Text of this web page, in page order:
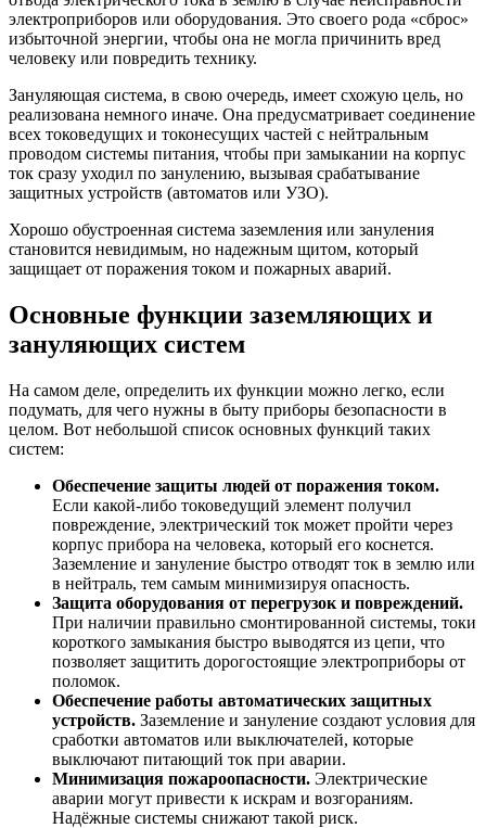
электроприборов или оборудования. Это своего рода «сброс»
избыточной энергии, чтобы она не могла причинить вред
человеку или повредить технику.
Зануляющая система, в свою очередь, имеет схожую цель, но
реализована немного иначе. Она предусматривает соединение
всех токоведущих и токонесущих частей с нейтральным
проводом системы питания, чтобы при замыкании на корпус
ток сразу уходил по занулению, вызывая срабатывание
защитных устройств (автоматов или УЗО).
Хорошо обустроенная система заземления или зануления
становится невидимым, но надежным щитом, который
защищает от поражения током и пожарных аварий.
Основные функции заземляющих и
зануляющих систем
На самом деле, определить их функции можно легко, если
подумать, для чего нужны в быту приборы безопасности в
целом. Вот небольшой список основных функций таких
систем:
Обеспечение защиты людей от поражения током.
Если какой-либо токоведущий элемент получил
повреждение, электрический ток может пройти через
корпус прибора на человека, который его коснется.
Заземление и зануление быстро отводят ток в землю или
в нейтраль, тем самым минимизируя опасность.
Защита оборудования от перегрузок и повреждений.
При наличии правильно смонтированной системы, токи
короткого замыкания быстро выводятся из цепи, что
позволяет защитить дорогостоящие электроприборы от
поломок.
Обеспечение работы автоматических защитных
устройств. Заземление и зануление создают условия для
сработки автоматов или выключателей, которые
выключают питающий ток при аварии.
Минимизация пожароопасности. Электрические
аварии могут привести к искрам и возгораниям.
Надёжные системы снижают такой риск.